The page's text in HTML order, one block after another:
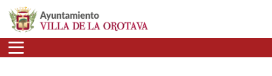
Pasar al contenido principal